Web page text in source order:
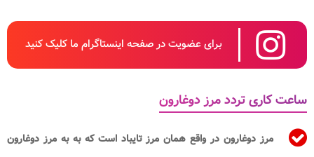
برای عضویت در صفحه اینستاگرام ما کلیک کنید
ساعت کاری تردد مرز دوغارون
مرز دوغارون در واقع همان مرز تایباد است که به به مرز دوغارون